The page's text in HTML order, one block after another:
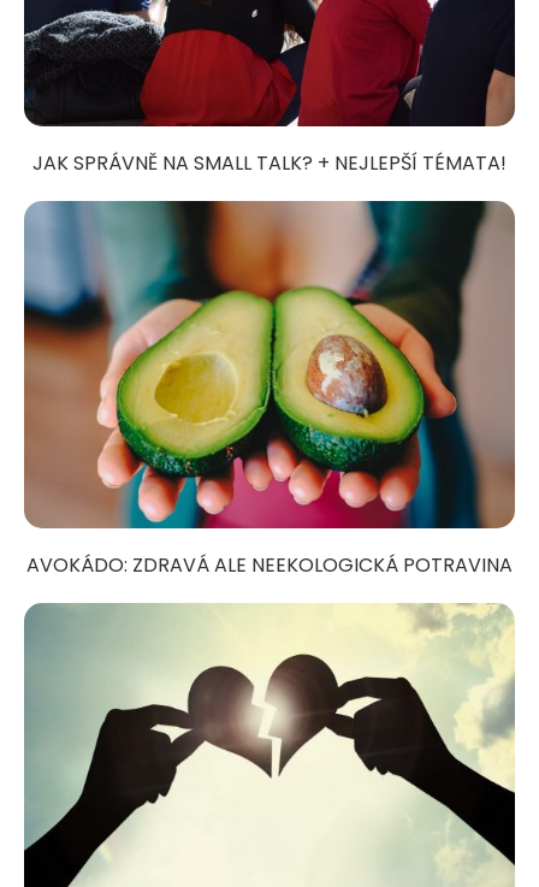
JAK SPRÁVNĚ NA SMALL TALK? + NEJLEPŠÍ TÉMATA!
AVOKÁDO: ZDRAVÁ ALE NEEKOLOGICKÁ POTRAVINA